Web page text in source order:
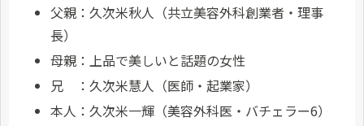
父親：久次米秋人（共立美容外科創業者・理事
長）
母親：上品で美しいと話題の女性
兄 ：久次米慧人（医師・起業家）
本人：久次米一輝（美容外科医・バチェラー6）